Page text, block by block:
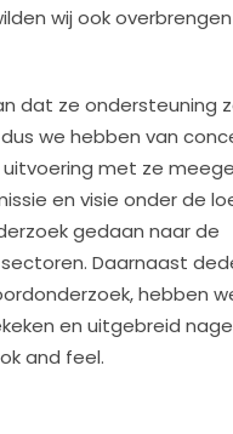
wij ook
dat ze ondersteuning
we hebben van
met ze
en visie onder de
gedaan naar de
Daarnaast
hebben
en uitgebreid
and feel.